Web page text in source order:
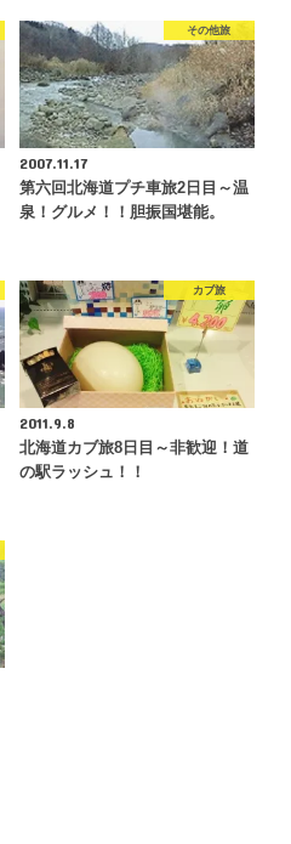
その他旅
2007.11.17
第六回北海道プチ車旅2日目～温
泉！グルメ！！胆振国堪能。
カブ旅
2011.9.8
北海道カブ旅8日目～非歓迎！道
の駅ラッシュ！！